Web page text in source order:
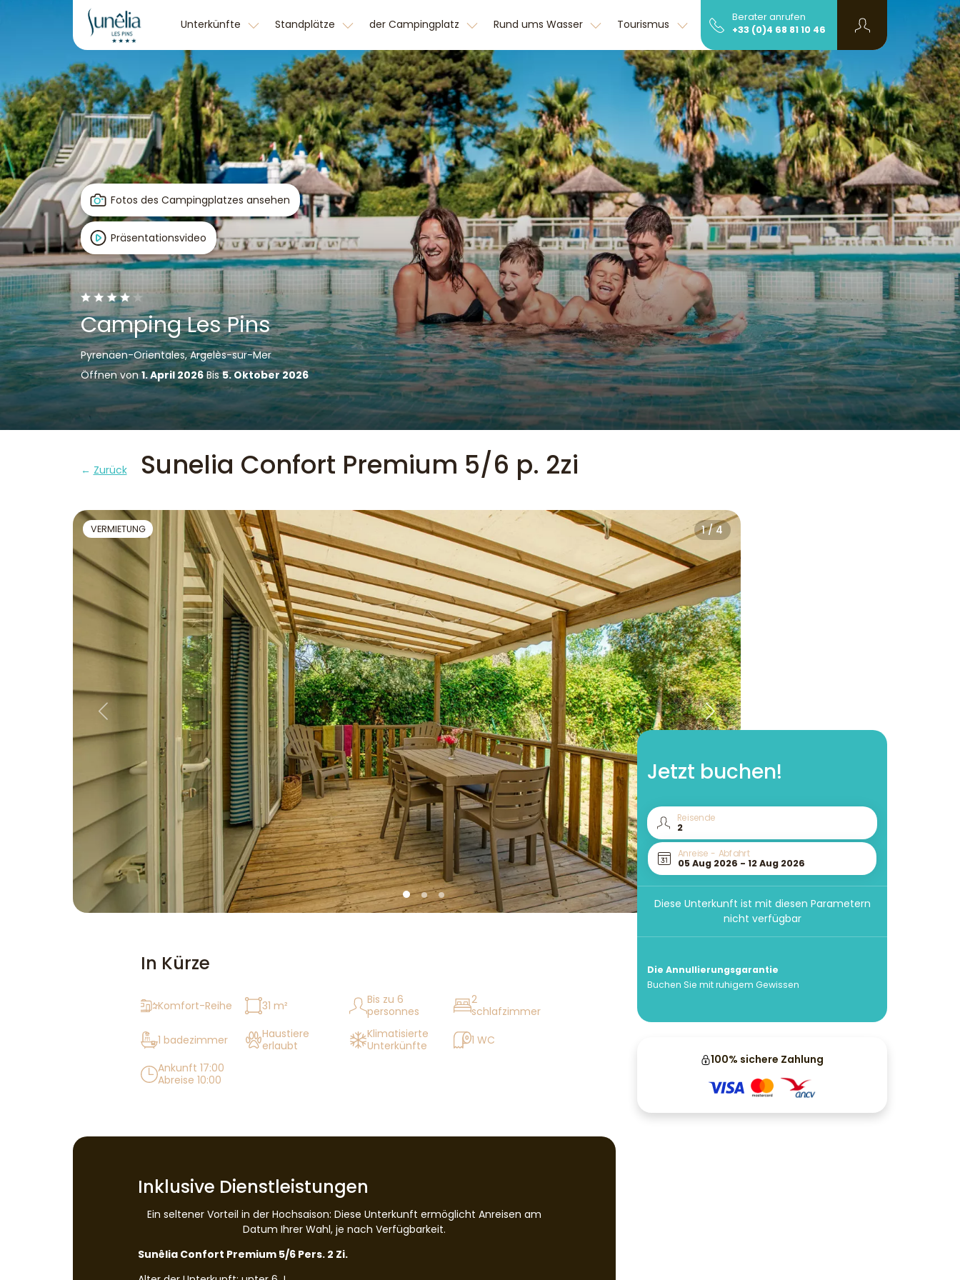
Unterkünfte Standplätze der Campingplatz Rund ums Wasser Tourismus Info und Kontakt
Berater anrufen
+33 (0)4 68 81 10 46
Fotos des Campingplatzes ansehen
Präsentationsvideo
Camping Les Pins
Pyrenäen-Orientales, Argelès-sur-Mer
Öffnen von1. April 2026Bis5. Oktober 2026
Zurück Sunelia Confort Premium 5/6 p. 2zi
Jetzt buchen!
Reisende
Anreise - Abfahrt
Diese Unterkunft ist mit diesen Parametern
nicht verfügbar
Die Annullierungsgarantie
Buchen Sie mit ruhigem Gewissen
100% sichere Zahlung
1 / 4
VERMIETUNG
In Kürze
Komfort-Reihe 31 m²
Bis zu 6
personnes
2
schlafzimmer
1 badezimmer
Haustiere
erlaubt
Klimatisierte
Unterkünfte
1 WC
Ankunft 17:00
Abreise 10:00
Inklusive Dienstleistungen
Ein seltener Vorteil in der Hochsaison: Diese Unterkunft ermöglicht Anreisen am
Datum Ihrer Wahl, je nach Verfügbarkeit.
Sunêlia Confort Premium 5/6 Pers. 2 Zi.